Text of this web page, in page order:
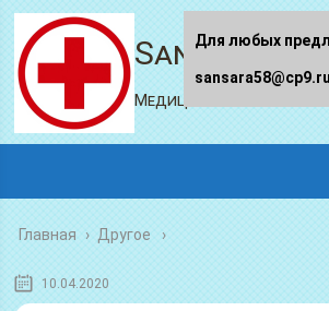
Медицинский портал
Главная › Другое
10.04.2020
Для любых
sansara58@cp9.ru